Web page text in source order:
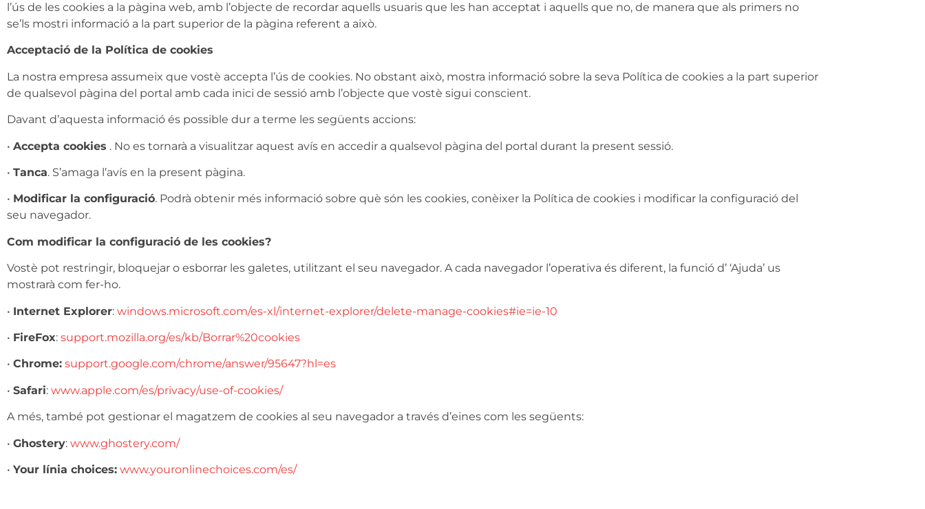
l’ús de les cookies a la pàgina web, amb l’objecte de recordar aquells usuaris que les han acceptat i aquells que no, de manera que als primers no
se’ls mostri informació a la part superior de la pàgina referent a això.
Acceptació de la Política de cookies
La nostra empresa assumeix que vostè accepta l’ús de cookies. No obstant això, mostra informació sobre la seva Política de cookies a la part superior
de qualsevol pàgina del portal amb cada inici de sessió amb l’objecte que vostè sigui conscient.
Davant d’aquesta informació és possible dur a terme les següents accions:
• Accepta cookies . No es tornarà a visualitzar aquest avís en accedir a qualsevol pàgina del portal durant la present sessió.
• Tanca. S’amaga l’avís en la present pàgina.
• Modificar la configuració. Podrà obtenir més informació sobre què són les cookies, conèixer la Política de cookies i modificar la configuració del
seu navegador.
Com modificar la configuració de les cookies?
Vostè pot restringir, bloquejar o esborrar les galetes, utilitzant el seu navegador. A cada navegador l’operativa és diferent, la funció d’ ‘Ajuda’ us
mostrarà com fer-ho.
• Internet Explorer: windows.microsoft.com/es-xl/internet-explorer/delete-manage-cookies#ie=ie-10
• FireFox: support.mozilla.org/es/kb/Borrar%20cookies
• Chrome: support.google.com/chrome/answer/95647?hl=es
• Safari: www.apple.com/es/privacy/use-of-cookies/
A més, també pot gestionar el magatzem de cookies al seu navegador a través d’eines com les següents:
• Ghostery: www.ghostery.com/
• Your línia choices: www.youronlinechoices.com/es/